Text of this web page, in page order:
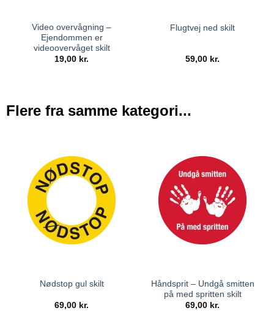
Video overvågning –
Ejendommen er
videoovervåget skilt
19,00 kr.
Flugtvej ned skilt
59,00 kr.
Flere fra samme kategori...
Nødstop gul skilt
69,00 kr.
Håndsprit – Undgå smitten
på med spritten skilt
69,00 kr.